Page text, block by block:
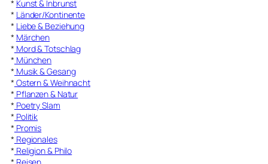
* Kunst & Inbrunst
* Länder/Kontinente
* Liebe & Beziehung
* Märchen
* Mord & Totschlag
* München
* Musik & Gesang
* Ostern & Weihnacht
* Pflanzen & Natur
* Poetry Slam
* Politik
* Promis
* Regionales
* Religion & Philo
* Reisen